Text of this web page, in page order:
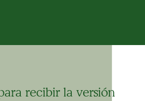
recibir la versión